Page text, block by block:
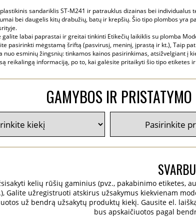
sandariklis ST-M241 ir patrauklus dizainas bei
bei daugelis kitų drabužių, batų ir krepšių. Šio tipo plombos yra
galite labai paprastai ir greitai tinkinti Etikečių laikiklis su plomba
pasirinkti mėgstamą šriftą (pasvirusį, meninį, įprastą ir kt.), Taip
nuo esminių žingsnių: tinkamos kainos pasirinkimas, atsižvelgiant į
reikalingą informaciją, po to, kai galėsite pritaikyti šio tipo etiketes
GAMYBOS IR
kelių rūšių gaminius (pvz., pakabinimo etiketes,
Galite užregistruoti atskirus užsakymus kiekvienam
už bendrą užsakytų produktų kiekį. Gausite el.
bus apskaičiuotos pagal